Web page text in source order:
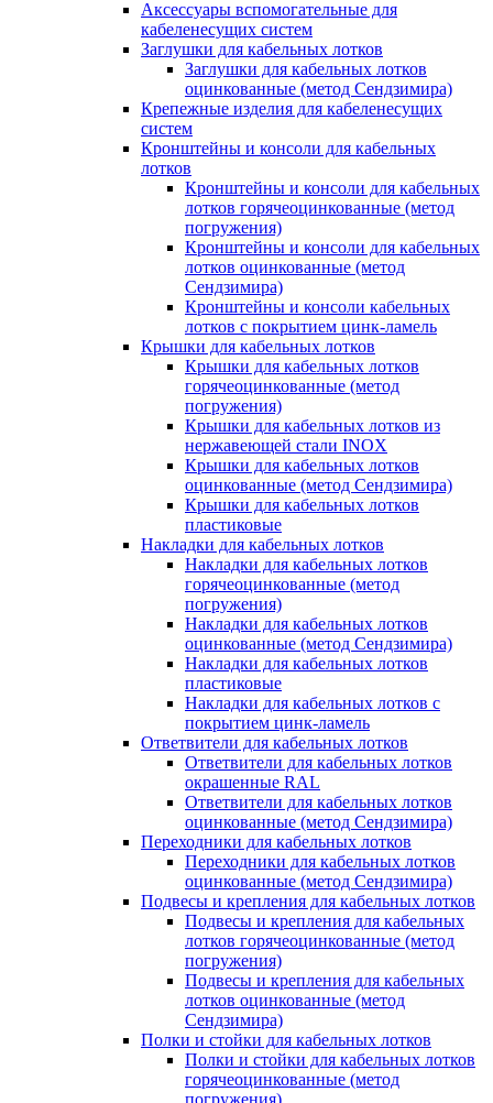
Аксессуары вспомогательные для
кабеленесущих систем
Заглушки для кабельных лотков
Заглушки для кабельных лотков
оцинкованные (метод Сендзимира)
Крепежные изделия для кабеленесущих
систем
Кронштейны и консоли для кабельных
лотков
Кронштейны и консоли для кабельных
лотков горячеоцинкованные (метод
погружения)
Кронштейны и консоли для кабельных
лотков оцинкованные (метод
Сендзимира)
Кронштейны и консоли кабельных
лотков с покрытием цинк-ламель
Крышки для кабельных лотков
Крышки для кабельных лотков
горячеоцинкованные (метод
погружения)
Крышки для кабельных лотков из
нержавеющей стали INOX
Крышки для кабельных лотков
оцинкованные (метод Сендзимира)
Крышки для кабельных лотков
пластиковые
Накладки для кабельных лотков
Накладки для кабельных лотков
горячеоцинкованные (метод
погружения)
Накладки для кабельных лотков
оцинкованные (метод Сендзимира)
Накладки для кабельных лотков
пластиковые
Накладки для кабельных лотков с
покрытием цинк-ламель
Ответвители для кабельных лотков
Ответвители для кабельных лотков
окрашенные RAL
Ответвители для кабельных лотков
оцинкованные (метод Сендзимира)
Переходники для кабельных лотков
Переходники для кабельных лотков
оцинкованные (метод Сендзимира)
Подвесы и крепления для кабельных лотков
Подвесы и крепления для кабельных
лотков горячеоцинкованные (метод
погружения)
Подвесы и крепления для кабельных
лотков оцинкованные (метод
Сендзимира)
Полки и стойки для кабельных лотков
Полки и стойки для кабельных лотков
горячеоцинкованные (метод
погружения)